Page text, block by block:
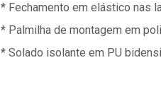
* Fechamento em elástico nas
* Palmilha de montagem em
* Solado isolante em PU